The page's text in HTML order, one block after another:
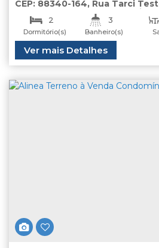
CEP: 88340-164, Rua Tarci
Camboriú
2
Dormitório(s)
3
Banheiro(s)
Total:
110.00
1
Vaga(s)
Ver mais Detalhes